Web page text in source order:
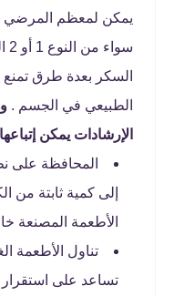
يمكن لمعظم المرضي
السكر بعدة طرق تمنع
الطبيعي في الجسم .
الإرشادات يمكن
المحافظة على
إلى كمية ثابتة من
الأطعمة المصنعة
تناول الأطعمة
تساعد على